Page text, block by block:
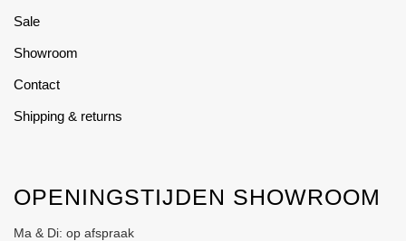
Sale
Showroom
Contact
Shipping & returns
OPENINGSTIJDEN SHOWROOM
Ma & Di: op afspraak